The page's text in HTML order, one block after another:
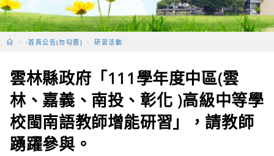
> -首頁公告(勿勾選) > 研習活動
雲林縣政府「111學年度中區(雲
林、嘉義、南投、彰化 )高級中等學
校閩南語教師增能研習」，請教師
踴躍參與。